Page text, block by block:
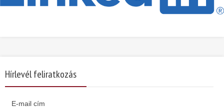
Hírlevél feliratkozás
E-mail cím